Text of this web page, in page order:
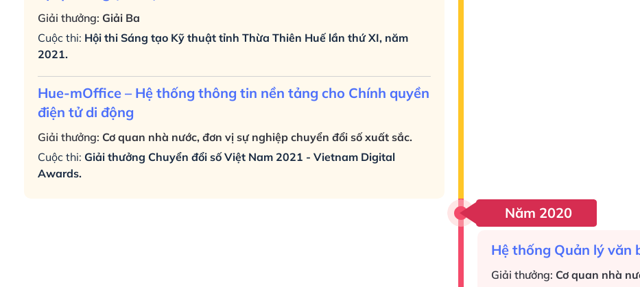
Giải thưởng: Giải Ba
Cuộc thi: Hội thi Sáng tạo Kỹ thuật tỉnh Thừa Thiên Huế lần thứ XI, năm
2021.
Hue-mOffice – Hệ thống thông tin nền tảng cho Chính quyền
điện tử di động
Giải thưởng: Cơ quan nhà nước, đơn vị sự nghiệp chuyển đổi số xuất sắc.
Cuộc thi: Giải thưởng Chuyển đổi số Việt Nam 2021 - Vietnam Digital
Awards.
Năm 2020
Hệ thống Quản lý văn
Giải thưởng: Cơ quan nhà